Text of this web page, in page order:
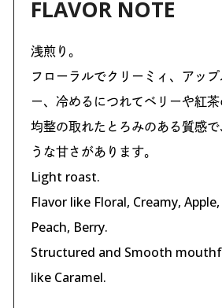
FLAVOR NOTE
浅煎り。
フローラルでクリーミィ、アッ
ー、冷めるにつれてベリーや紅茶
均整の取れたとろみのある質感
うな甘さがあります。
Light roast.
Flavor like Floral, Creamy,
Peach, Berry.
Structured and Smooth
like Caramel.